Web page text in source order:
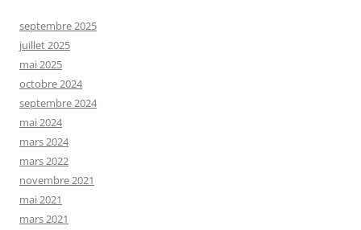
septembre 2025
juillet 2025
mai 2025
octobre 2024
septembre 2024
mai 2024
mars 2024
mars 2022
novembre 2021
mai 2021
mars 2021